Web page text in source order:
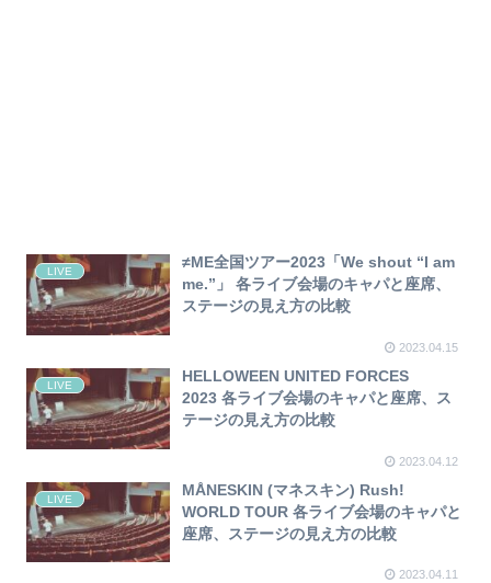
LIVE
≠ME全国ツアー2023「We shout “I am
me.”」 各ライブ会場のキャパと座席、
ステージの見え方の比較
2023.04.15
LIVE
HELLOWEEN UNITED FORCES
2023 各ライブ会場のキャパと座席、ス
テージの見え方の比較
2023.04.12
LIVE
MÅNESKIN (マネスキン) Rush!
WORLD TOUR 各ライブ会場のキャパと
座席、ステージの見え方の比較
2023.04.11